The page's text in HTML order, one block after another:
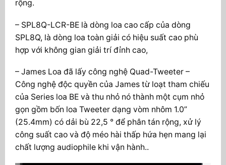
rộng.
– SPL8Q-LCR-BE là dòng loa cao cấp của dòng
SPL8Q, là dòng loa toàn giải có hiệu suất cao phù
hợp với không gian giải trí đỉnh cao,
– James Loa đã lấy công nghệ Quad-Tweeter –
Công nghệ độc quyền của James từ loạt tham chiếu
của Series loa BE và thu nhỏ nó thành một cụm nhỏ
gọn gồm bốn loa Tweeter dạng vòm nhôm 1.0”
(25.4mm) có dải bù 22,5 ° để phân tán rộng, xử lý
công suất cao và độ méo hài thấp hứa hẹn mang lại
chất lượng audiophile khi vận hành..